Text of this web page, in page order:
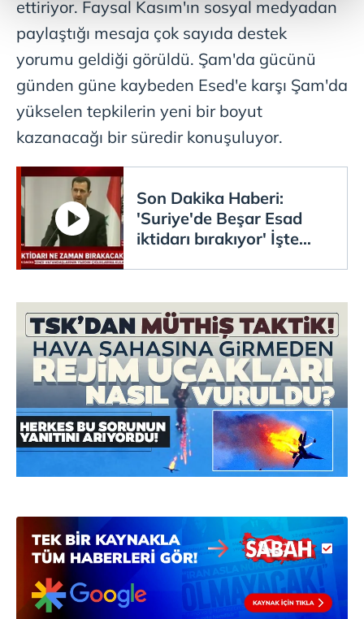
Her halükârda, kullanıcılar, bu çerezlere izin vermedikleri
takdirde, kullanıcılara hedefli reklamlar
gösterilmeyecektir."
Sizlere daha iyi bir hizmet sunabilmek için İnternet
Sitemizde kendimize ve üçüncü kişilere ait çerezler
verileriniz işlenmekte olup gerekli olan çerezler bilgi
toplumu hizmetlerinin sunulması amacıyla
kullanılmaktadır. Diğer çerezler, sitemizin daha işlevsel
kılınması ve kişiselleştirilmesi ve sizlere yönelik
reklam/pazarlama faaliyetlerinin yapılması, amaçlarıyla
sınırlı olarak açık rızanız dahilinde kullanılacaktır.
Çerezlere ilişkin tercihlerinizi aşağıda yer alan panel
vasıtasıyla belirleyebilirsiniz. Çerezlere ilişkin detaylı bilgi
için Ayarlar butonuna tıklayabilir,Çerez Bilgilendirme
Metnimiziziyaret edebilirsiniz.
6698 sayılı Kişisel Verilerin Korunması Kanunu uyarınca
hazırlanmış Aydınlatma Metnimizi okumak ve sitemizde
ilgili mevzuata uygun olarak kullanılan çerezlerle ilgili bilgi
tıklayınız.
ettiriyor. Faysal Kasım'ın sosyal medyadan
paylaştığı mesaja çok sayıda destek
yorumu geldiği görüldü. Şam'da gücünü
günden güne kaybeden Esed'e karşı Şam'da
yükselen tepkilerin yeni bir boyut
kazanacağı bir süredir konuşuluyor.
Son Dakika Haberi:
'Suriye'de Beşar Esad
iktidarı bırakıyor' İşte